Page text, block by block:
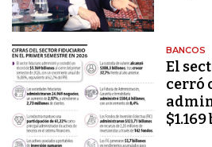
BANCOS
El
cerró